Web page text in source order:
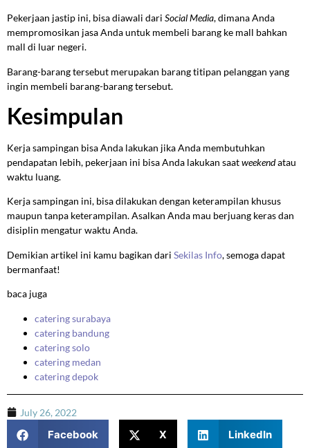
Pekerjaan jastip ini, bisa diawali dari Social Media, dimana Anda
mempromosikan jasa Anda untuk membeli barang ke mall bahkan
mall di luar negeri.
Barang-barang tersebut merupakan barang titipan pelanggan yang
ingin membeli barang-barang tersebut.
Kesimpulan
Kerja sampingan bisa Anda lakukan jika Anda membutuhkan
pendapatan lebih, pekerjaan ini bisa Anda lakukan saatweekendatau
waktu luang.
Kerja sampingan ini, bisa dilakukan dengan keterampilan khusus
maupun tanpa keterampilan. Asalkan Anda mau berjuang keras dan
disiplin mengatur waktu Anda.
Demikian artikel ini kamu bagikan dari Sekilas Info, semoga dapat
bermanfaat!
baca juga
catering surabaya
catering bandung
catering solo
catering medan
catering depok
July 26, 2022
Facebook X LinkedIn